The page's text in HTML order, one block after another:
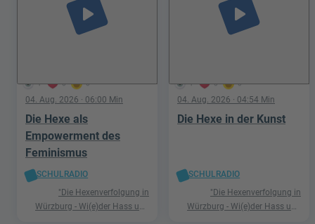
1 0 0
play_arrow
04. Aug. 2026 · 06:00 Min
Die Hexe als
Empowerment des
Feminismus
SCHULRADIO
"Die Hexenverfolgung in
Würzburg - Wi(e)der Hass und
1 0 0
play_arrow
04. Aug. 2026 · 04:54 Min
Die Hexe in der Kunst
SCHULRADIO
"Die Hexenverfolgung in
Würzburg - Wi(e)der Hass und